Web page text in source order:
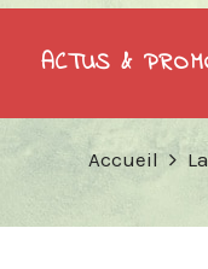
ACTUS &
Accueil